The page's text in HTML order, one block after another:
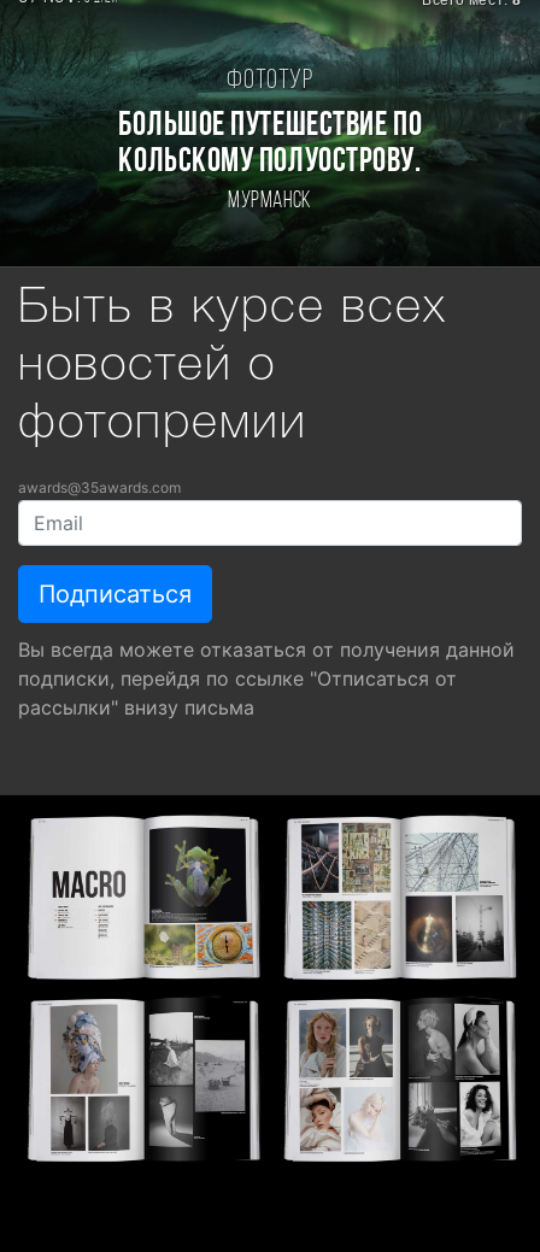
Фототур
БОЛЬШОЕ ПУТЕШЕСТВИЕ ПО
КОЛЬСКОМУ ПОЛУОСТРОВУ.
Мурманск
Быть в курсе всех
новостей о
фотопремии
awards@35awards.com
Вы всегда можете отказаться от получения данной
подписки, перейдя по ссылке "Отписаться от
рассылки" внизу письма